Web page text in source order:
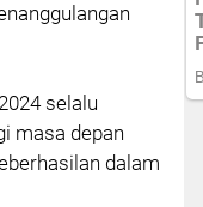
selalu
masa depan
dalam